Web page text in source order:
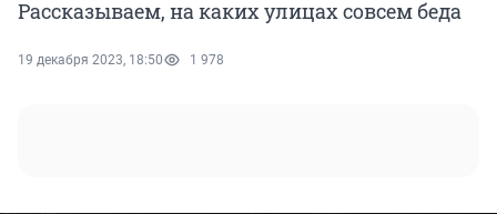
Рассказываем, на каких улицах совсем беда
19 декабря 2023, 18:50 1 978